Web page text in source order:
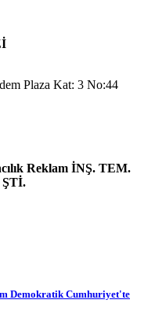
Plaza Kat: 3 No:44
Reklam İNŞ. TEM.
ŞTİ.
Demokratik Cumhuriyet'te